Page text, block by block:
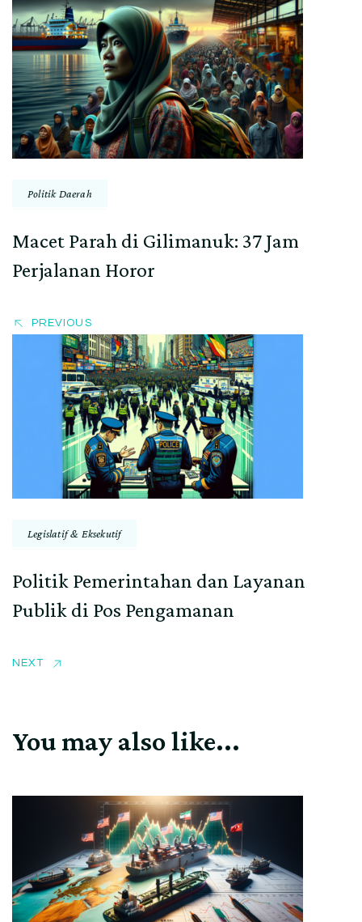
Post
Navigation
Politik Daerah
Macet Parah di Gilimanuk: 37 Jam
Perjalanan Horor
PREVIOUS
Legislatif & Eksekutif
Politik Pemerintahan dan Layanan
Publik di Pos Pengamanan
NEXT
You may also like...